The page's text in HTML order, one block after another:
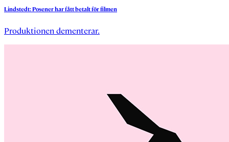
Lindstedt:Posenerharfåttbetaltförfilmen
Produktionen dementerar.